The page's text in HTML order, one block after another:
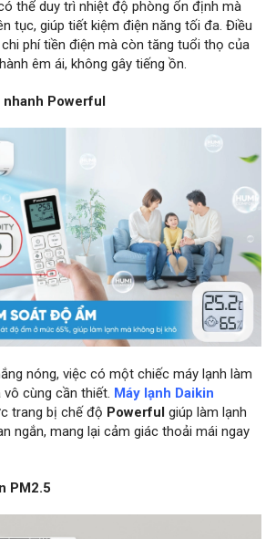
thể duy trì nhiệt độ phòng ổn định mà
tục, giúp tiết kiệm điện năng tối đa. Điều
phí tiền điện mà còn tăng tuổi thọ của
êm ái, không gây tiếng ồn.
nhanh Powerful
nóng, việc có một chiếc máy lạnh làm
cùng cần thiết. Máy lạnh Daikin
trang bị chế độ Powerfulgiúp làm lạnh
ngắn, mang lại cảm giác thoải mái ngay
PM2.5